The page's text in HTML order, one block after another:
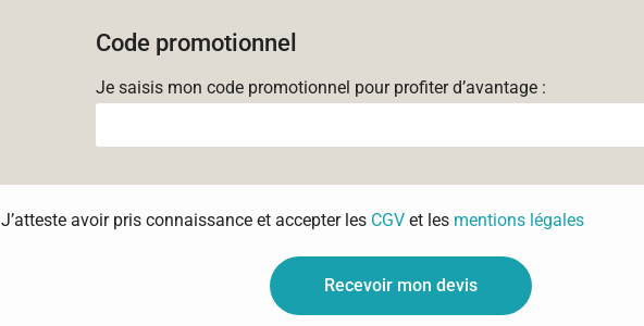
Code promotionnel
Je saisis mon code promotionnel pour profiter d’avantage :
J’atteste avoir pris connaissance et accepter les CGV et les mentions légales
Recevoir mon devis